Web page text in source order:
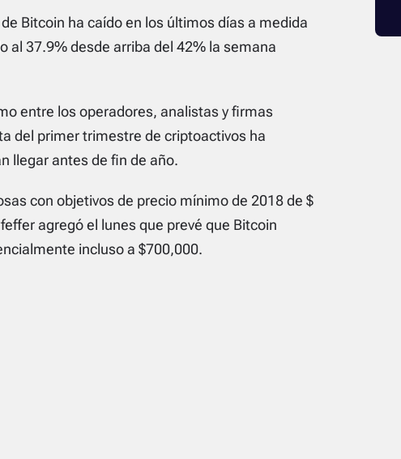
Bitcoin ha caído en los últimos días a medida
al 37.9% desde arriba del 42% la semana
entre los operadores, analistas y firmas
del primer trimestre de criptoactivos ha
llegar antes de fin de año.
con objetivos de precio mínimo de 2018 de $
agregó el lunes que prevé que Bitcoin
incluso a $700,000.